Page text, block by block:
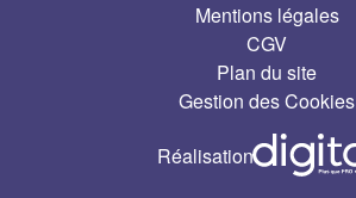
Réalisation
Mentions légales
CGV
Plan du site
Gestion des Cookies